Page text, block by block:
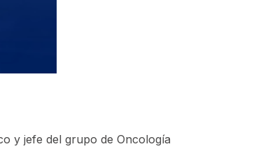
y jefe del grupo de Oncología